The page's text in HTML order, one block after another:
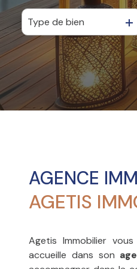
VENDUS
LOCATION
GESTION
De l'ancien à
Type de bien
AGENCE
AGETIS
Agetis Immobilier
accueille dans son